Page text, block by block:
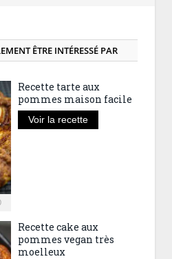
ÊTRE INTÉRESSÉ PAR
Recette tarte aux
pommes maison facile
Voir la recette
Recette cake aux
pommes vegan très
moelleux